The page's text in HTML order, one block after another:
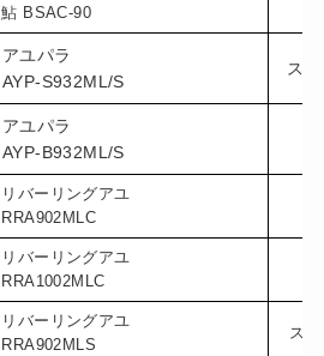
鮎 BSAC-90
アユパラ
AYP-S932ML/S
ス
アユパラ
AYP-B932ML/S
リバーリングアユ
RRA902MLC
リバーリングアユ
RRA1002MLC
リバーリングアユ
RRA902MLS
ス